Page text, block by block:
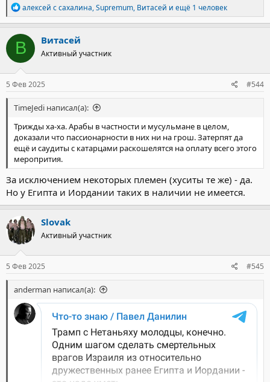
Р
е
а
к
ц
и
и
:
алексей с сахалина,Supremum, Витасей и ещё 1 человек
В Витасей
Активный участник
5 Фев 2025 #544
TimeJedi написал(а):
Трижды ха-ха. Арабы в частности и мусульмане в целом,
доказали что пассионарности в них ни на грош. Затерпят да
ещё и саудиты с катарцами раскошелятся на оплату всего этого
меропрития.
За исключением некоторых племен (хуситы те же) - да.
Но у Египта и Иордании таких в наличии не имеется.
Slovak
Активный участник
5 Фев 2025 #545
anderman написал(а):